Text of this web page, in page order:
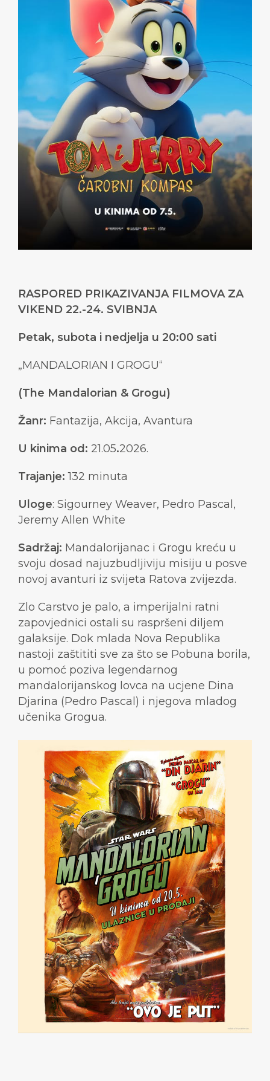
RASPORED PRIKAZIVANJA FILMOVA ZA
VIKEND 22.-24. SVIBNJA
Petak, subota i nedjelja u 20:00 sati
„MANDALORIAN I GROGU“
(The Mandalorian & Grogu)
Žanr: Fantazija, Akcija, Avantura
U kinima od: 21.05.2026.
Trajanje:132 minuta
Uloge: Sigourney Weaver, Pedro Pascal,
Jeremy Allen White
Sadržaj: Mandalorijanac i Grogu kreću u
svoju dosad najuzbudljiviju misiju u posve
novoj avanturi iz svijeta Ratova zvijezda.
Zlo Carstvo je palo, a imperijalni ratni
zapovjednici ostali su raspršeni diljem
galaksije. Dok mlada Nova Republika
nastoji zaštititi sve za što se Pobuna borila,
u pomoć poziva legendarnog
mandalorijanskog lovca na ucjene Dina
Djarina (Pedro Pascal) i njegova mladog
učenika Grogua.